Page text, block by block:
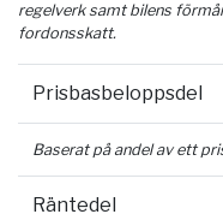
regelverk samt bilens
fordonsskatt.
Prisbasbeloppsdel
Baserat på andel av ett
Räntedel